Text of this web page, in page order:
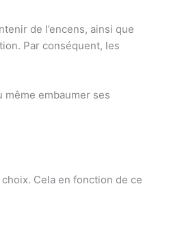
de l’encens, ainsi que
Par conséquent, les
embaumer ses
Cela en fonction de ce